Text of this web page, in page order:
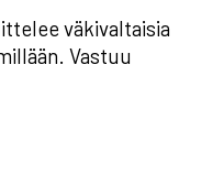
väkivaltaisia
Vastuu